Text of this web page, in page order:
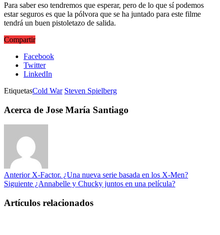
Para saber eso tendremos que esperar, pero de lo que sí podemos
estar seguros es que la pólvora que se ha juntado para este filme
tendrá un buen pistoletazo de salida.
Compartir
Facebook
Twitter
LinkedIn
EtiquetasCold War Steven Spielberg
Acerca de Jose María Santiago
AnteriorX-Factor. ¿Una nueva serie basada en los X-Men?
Siguiente ¿Annabelle y Chucky juntos en una película?
Artículos relacionados